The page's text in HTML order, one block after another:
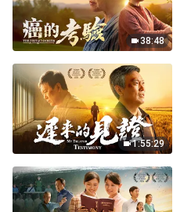
38:48
1:55:29